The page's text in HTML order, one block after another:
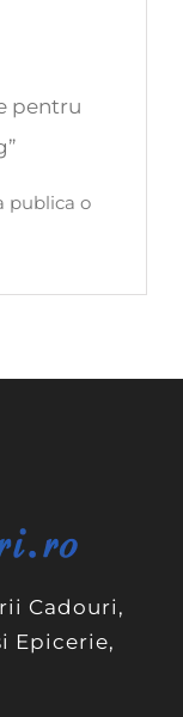
pentru
publica o
Cadouri,
Epicerie,